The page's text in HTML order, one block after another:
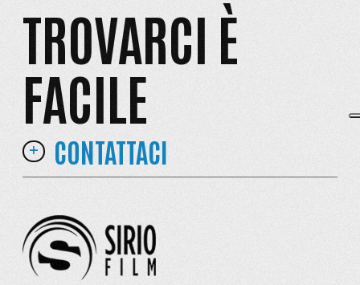
TROVARCI È
FACILE
CONTATTACI